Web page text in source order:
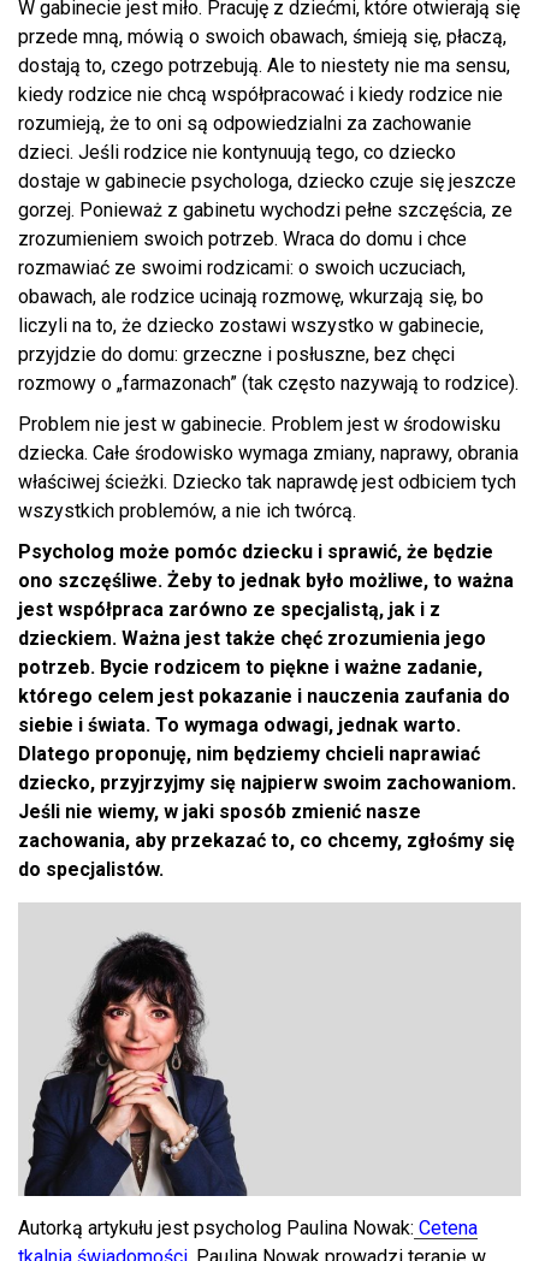
W gabinecie jest miło. Pracuję z dziećmi, które otwierają się
przede mną, mówią o swoich obawach, śmieją się, płaczą,
dostają to, czego potrzebują. Ale to niestety nie ma sensu,
kiedy rodzice nie chcą współpracować i kiedy rodzice nie
rozumieją, że to oni są odpowiedzialni za zachowanie
dzieci. Jeśli rodzice nie kontynuują tego, co dziecko
dostaje w gabinecie psychologa, dziecko czuje się jeszcze
gorzej. Ponieważ z gabinetu wychodzi pełne szczęścia, ze
zrozumieniem swoich potrzeb. Wraca do domu i chce
rozmawiać ze swoimi rodzicami: o swoich uczuciach,
obawach, ale rodzice ucinają rozmowę, wkurzają się, bo
liczyli na to, że dziecko zostawi wszystko w gabinecie,
przyjdzie do domu: grzeczne i posłuszne, bez chęci
rozmowy o „farmazonach” (tak często nazywają to rodzice).
Problem nie jest w gabinecie. Problem jest w środowisku
dziecka. Całe środowisko wymaga zmiany, naprawy, obrania
właściwej ścieżki. Dziecko tak naprawdę jest odbiciem tych
wszystkich problemów, a nie ich twórcą.
Psycholog może pomóc dziecku i sprawić, że będzie
ono szczęśliwe. Żeby to jednak było możliwe, to ważna
jest współpraca zarówno ze specjalistą, jak i z
dzieckiem. Ważna jest także chęć zrozumienia jego
potrzeb. Bycie rodzicem to piękne i ważne zadanie,
którego celem jest pokazanie i nauczenia zaufania do
siebie i świata. To wymaga odwagi, jednak warto.
Dlatego proponuję, nim będziemy chcieli naprawiać
dziecko, przyjrzyjmy się najpierw swoim zachowaniom.
Jeśli nie wiemy, w jaki sposób zmienić nasze
zachowania, aby przekazać to, co chcemy, zgłośmy się
do specjalistów.
Autorką artykułu jest psycholog Paulina Nowak: Cetena